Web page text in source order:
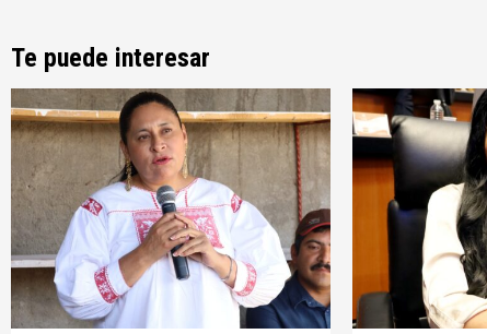
Te puede interesar